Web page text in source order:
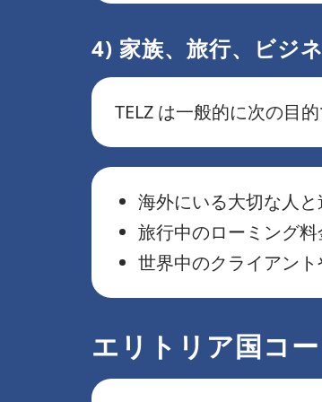
4) 家族、旅行、ビジ
TELZ は一般的に次の目
海外にいる大切な人と
旅行中のローミング
世界中のクライアン
エリトリア国コ